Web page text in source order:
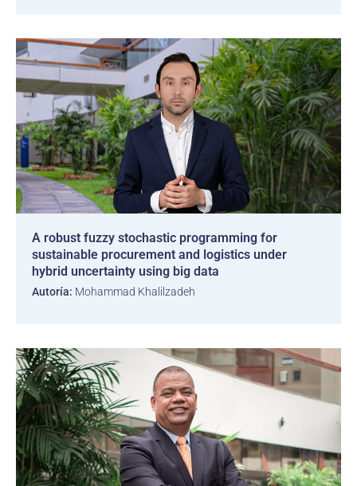
A robust fuzzy stochastic programming for
sustainable procurement and logistics under
hybrid uncertainty using big data
Autoría: Mohammad Khalilzadeh